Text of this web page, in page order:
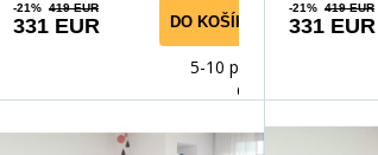
-21% 419 EUR
331 EUR DO KOŠÍKA
5-10 prac.
dnů
-21% 419 EUR
331 EUR